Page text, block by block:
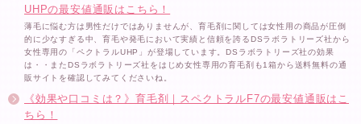
UHPの最安値通販はこちら！
薄毛に悩む方は男性だけではありませんが、育毛剤に関しては女性用の商品が圧倒
的に少なすぎる中、育毛や発毛において実績と信頼を誇るDSラボラトリーズ社から
女性専用の「ペクトラルUHP」が登場しています。DSラボラトリーズ社の効果
は・・またDSラボラトリーズ社をはじめ女性専用の育毛剤も1箱から送料無料の通
販サイトを確認してみてくださいね。
《効果や口コミは？》育毛剤｜スペクトラルF7の最安値通販はこ
ちら！